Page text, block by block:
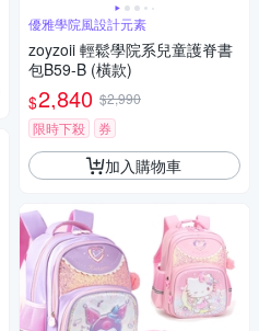
優雅學院風設計元素
zoyzoii 輕鬆學院系兒童護脊書
包B59-B (橫款)
$2,840 $2,990
限時下殺
券
加入購物車